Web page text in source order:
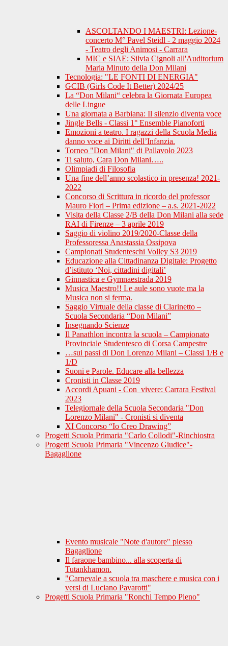
ASCOLTANDO I MAESTRI: Lezione-
concerto M° Pavel Steidl - 2 maggio 2024
- Teatro degli Animosi - Carrara
MIC e SIAE: Silvia Cignoli all'Auditorium
Maria Minuto della Don Milani
Tecnologia: "LE FONTI DI ENERGIA"
GCIB (Girls Code It Better) 2024/25
La “Don Milani“ celebra la Giornata Europea
delle Lingue
Una giornata a Barbiana: Il silenzio diventa voce
Jingle Bells - Classi 1° Ensemble Pianoforti
Emozioni a teatro. I ragazzi della Scuola Media
danno voce ai Diritti dell’Infanzia.
Torneo "Don Milani" di Pallavolo 2023
Ti saluto, Cara Don Milani…..
Olimpiadi di Filosofia
Una fine dell’anno scolastico in presenza! 2021-
2022
Concorso di Scrittura in ricordo del professor
Mauro Fiori – Prima edizione – a.s. 2021-2022
Visita della Classe 2/B della Don Milani alla sede
RAI di Firenze – 3 aprile 2019
Saggio di violino 2019/2020-Classe della
Professoressa Anastassia Ossipova
Campionati Studenteschi Volley S3 2019
Educazione alla Cittadinanza Digitale: Progetto
d’istituto ‘Noi, cittadini digitali’
Ginnastica e Gymnaestrada 2019
Musica Maestro!! Le aule sono vuote ma la
Musica non si ferma.
Saggio Virtuale della classe di Clarinetto –
Scuola Secondaria “Don Milani”
Insegnando Scienze
Il Panathlon incontra la scuola – Campionato
Provinciale Studentesco di Corsa Campestre
…sui passi di Don Lorenzo Milani – Classi 1/B e
1/D
Suoni e Parole. Educare alla bellezza
Cronisti in Classe 2019
Accordi Apuani - Con_vivere: Carrara Festival
2023
Telegiornale della Scuola Secondaria "Don
Lorenzo Milani" - Cronisti si diventa
XI Concorso “Io Creo Drawing”
Progetti Scuola Primaria "Carlo Collodi"-Rinchiostra
Progetti Scuola Primaria "Vincenzo Giudice"-
Bagaglione
Evento musicale "Note d'autore" plesso
Bagaglione
Il faraone bambino... alla scoperta di
Tutankhamon.
"Carnevale a scuola tra maschere e musica con i
versi di Luciano Pavarotti"
Progetti Scuola Primaria "Ronchi Tempo Pieno"